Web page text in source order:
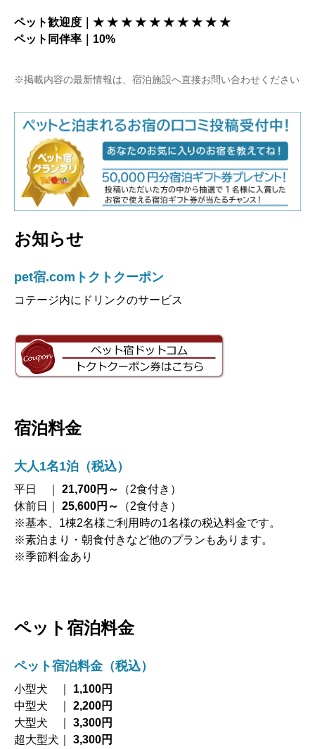
ペット歓迎度｜★ ★ ★ ★ ★ ★ ★ ★ ★ ★
ペット同伴率｜10%
※掲載内容の最新情報は、宿泊施設へ直接お問い合わせください
お知らせ
pet宿.comトクトクーポン
コテージ内にドリンクのサービス
宿泊料金
大人1名1泊（税込）
平日 ｜ 21,700円～
（2食付き）
休前日｜
25,600円～
（2食付き）
※基本、1棟2名様ご利用時の1名様の税込料金です。
※素泊まり・朝食付きなど他のプランもあります。
※季節料金あり
ペット宿泊料金
ペット宿泊料金（税込）
小型犬 ｜ 1,100円
中型犬 ｜ 2,200円
大型犬 ｜
3,300円
超大型犬｜ 3,300円